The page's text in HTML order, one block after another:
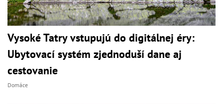
Vysoké Tatry vstupujú do digitálnej éry:
Ubytovací systém zjednoduší dane aj
cestovanie
Domáce